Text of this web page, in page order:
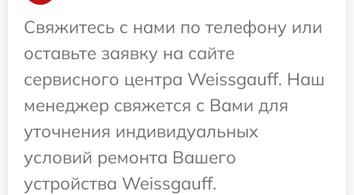
Свяжитесь с нами по телефону или
оставьте заявку на сайте
сервисного центра Weissgauff. Наш
менеджер свяжется с Вами для
уточнения индивидуальных
условий ремонта Вашего
устройства Weissgauff.